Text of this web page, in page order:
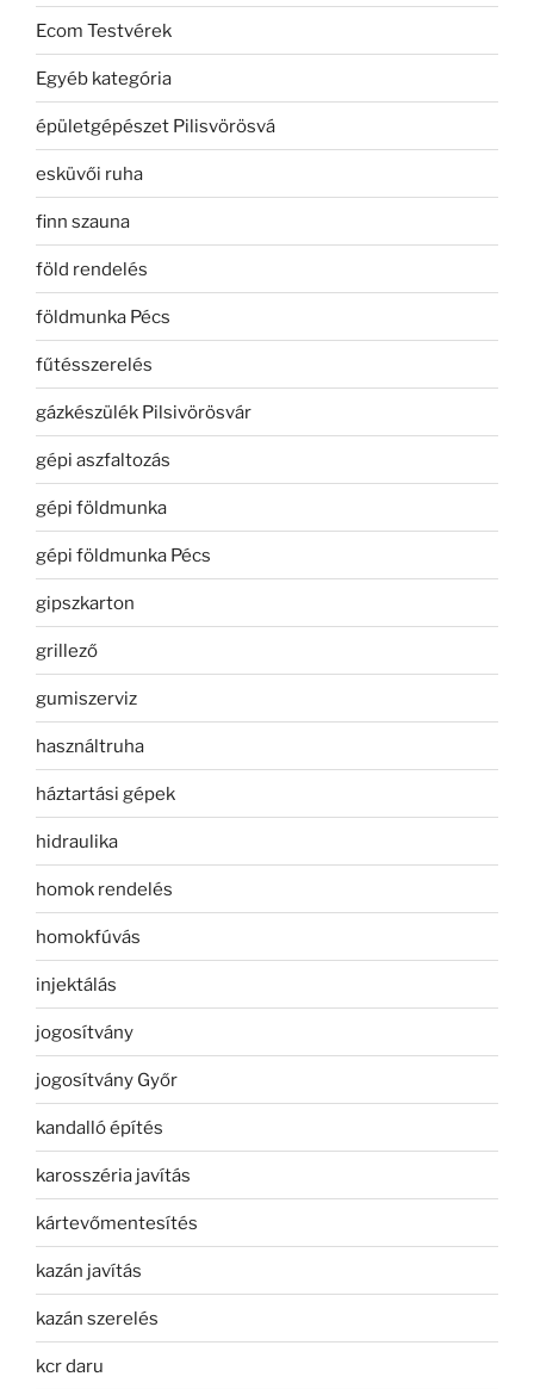
Ecom Testvérek
Egyéb kategória
épületgépészet Pilisvörösvá
esküvői ruha
finn szauna
föld rendelés
földmunka Pécs
fűtésszerelés
gázkészülék Pilsivörösvár
gépi aszfaltozás
gépi földmunka
gépi földmunka Pécs
gipszkarton
grillező
gumiszerviz
használtruha
háztartási gépek
hidraulika
homok rendelés
homokfúvás
injektálás
jogosítvány
jogosítvány Győr
kandalló építés
karosszéria javítás
kártevőmentesítés
kazán javítás
kazán szerelés
kcr daru